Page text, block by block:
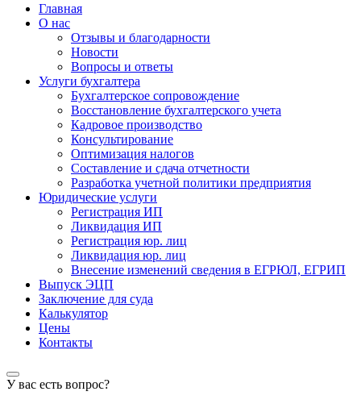
Главная
О нас
Отзывы и благодарности
Новости
Вопросы и ответы
Услуги бухгалтера
Бухгалтерское сопровождение
Восстановление бухгалтерского учета
Кадровое производство
Консультирование
Оптимизация налогов
Составление и сдача отчетности
Разработка учетной политики предприятия
Юридические услуги
Регистрация ИП
Ликвидация ИП
Регистрация юр. лиц
Ликвидация юр. лиц
Внесение изменений сведения в ЕГРЮЛ, ЕГРИП
Выпуск ЭЦП
Заключение для суда
Калькулятор
Цены
Контакты
У вас есть вопрос?